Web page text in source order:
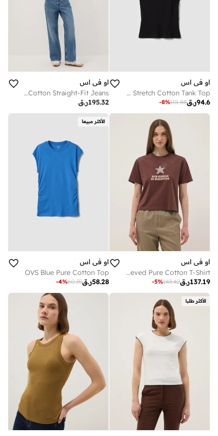
او في اس
OVS Black Fitted Ribbed Stretch Cotton Tank Top
ر.ق94.6
101.88
-8%
او في اس
OVS Blue Denim Pure Cotton Straight-Fit Jeans
ر.ق195.32
او في اس
OVS Brown Short-Sleeved Pure Cotton T-Shirt
ر.ق137.19
143.42
-5%
الأكثر مبيعا
او في اس
OVS Blue Pure Cotton Top
ر.ق58.28
60.35
-4%
الأكثر طلبا